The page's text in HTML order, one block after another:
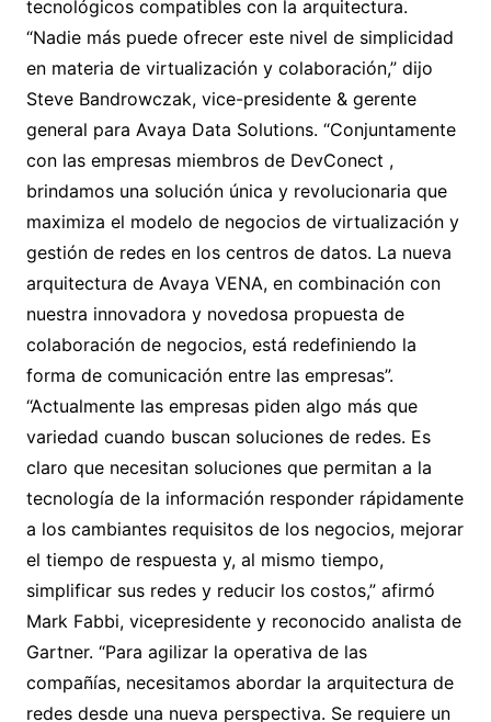
tecnológicos compatibles con la arquitectura.
“Nadie más puede ofrecer este nivel de simplicidad
en materia de virtualización y colaboración,” dijo
Steve Bandrowczak, vice-presidente & gerente
general para Avaya Data Solutions. “Conjuntamente
con las empresas miembros de DevConect ,
brindamos una solución única y revolucionaria que
maximiza el modelo de negocios de virtualización y
gestión de redes en los centros de datos. La nueva
arquitectura de Avaya VENA, en combinación con
nuestra innovadora y novedosa propuesta de
colaboración de negocios, está redefiniendo la
forma de comunicación entre las empresas”.
“Actualmente las empresas piden algo más que
variedad cuando buscan soluciones de redes. Es
claro que necesitan soluciones que permitan a la
tecnología de la información responder rápidamente
a los cambiantes requisitos de los negocios, mejorar
el tiempo de respuesta y, al mismo tiempo,
simplificar sus redes y reducir los costos,” afirmó
Mark Fabbi, vicepresidente y reconocido analista de
Gartner. “Para agilizar la operativa de las
compañías, necesitamos abordar la arquitectura de
redes desde una nueva perspectiva. Se requiere un